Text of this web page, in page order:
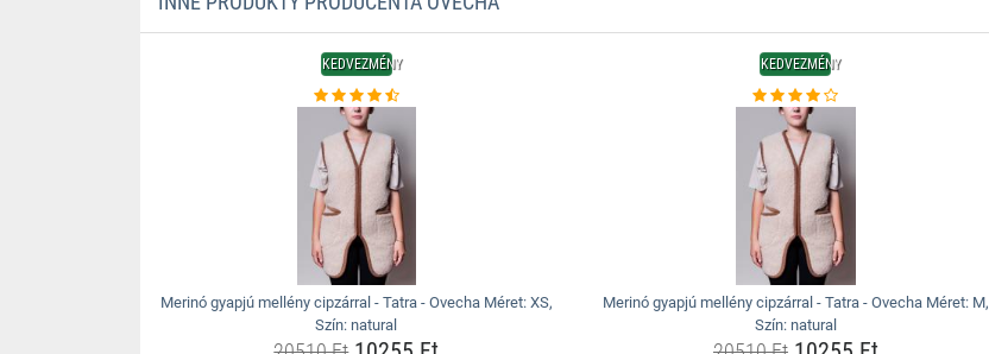
KEDVEZMÉNY
Merinó gyapjú mellény cipzárral - Tatra - Ovecha Méret: XS,
Szín: natural
KEDVEZMÉNY
Merinó gyapjú mellény cipzárral - Tatra - Ovecha Méret: M,
Szín: natural